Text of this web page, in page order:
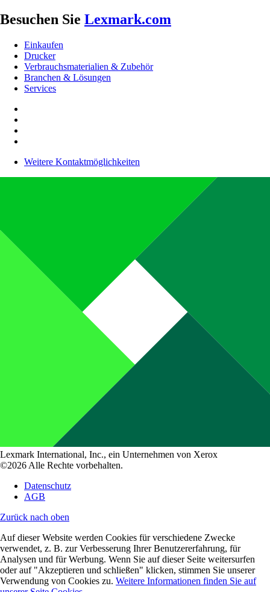
Besuchen Sie Lexmark.com
Einkaufen
Drucker
Verbrauchsmaterialien & Zubehör
Branchen & Lösungen
Services
Weitere Kontaktmöglichkeiten
Lexmark International, Inc., ein Unternehmen von Xerox
©2026 Alle Rechte vorbehalten.
Datenschutz
AGB
Zurück nach oben
Auf dieser Website werden Cookies für verschiedene Zwecke
verwendet, z. B. zur Verbesserung Ihrer Benutzererfahrung, für
Analysen und für Werbung. Wenn Sie auf dieser Seite weitersurfen
oder auf "Akzeptieren und schließen" klicken, stimmen Sie unserer
Verwendung von Cookies zu. Weitere Informationen finden Sie auf